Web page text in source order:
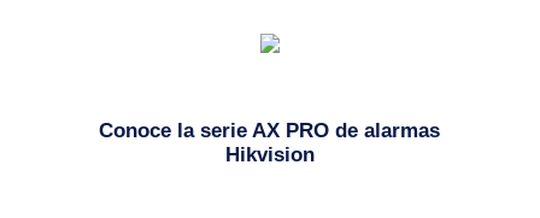
Conoce la serie AX PRO de alarmas
Hikvision